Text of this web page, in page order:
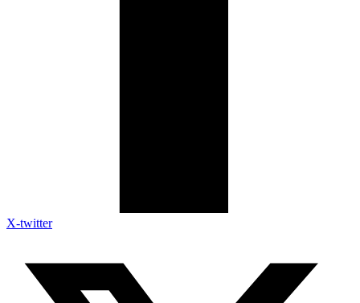
X-twitter